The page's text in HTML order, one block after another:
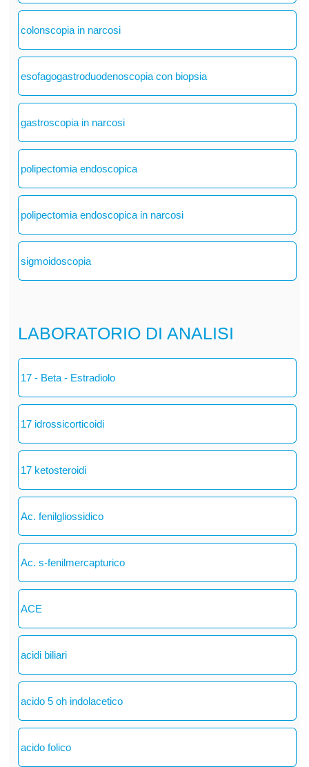
colonscopia in narcosi
esofagogastroduodenoscopia con biopsia
gastroscopia in narcosi
polipectomia endoscopica
polipectomia endoscopica in narcosi
sigmoidoscopia
LABORATORIO DI ANALISI
17 - Beta - Estradiolo
17 idrossicorticoidi
17 ketosteroidi
Ac. fenilgliossidico
Ac. s-fenilmercapturico
ACE
acidi biliari
acido 5 oh indolacetico
acido folico